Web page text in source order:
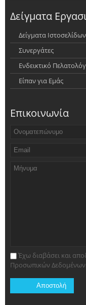
Δείγματα
Δείγματα Ιστοσελίδων
Συνεργάτες
Ενδεικτικό
Είπαν για Εμάς
Επικοινωνία
Έχω διαβάσει και
Προσωπικών Δεδομένων.